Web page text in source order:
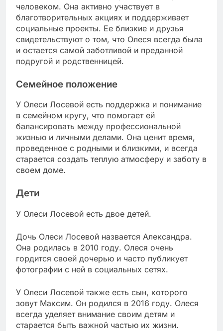
человеком. Она активно участвует в
благотворительных акциях и поддерживает
социальные проекты. Ее близкие и друзья
свидетельствуют о том, что Олеся всегда была
и остается самой заботливой и преданной
подругой и родственницей.
Семейное положение
У Олеси Лосевой есть поддержка и понимание
в семейном кругу, что помогает ей
балансировать между профессиональной
жизнью и личными делами. Она ценит время,
проведенное с родными и близкими, и всегда
старается создать теплую атмосферу и заботу в
своем доме.
Дети
У Олеси Лосевой есть двое детей.
Дочь Олеси Лосевой назвается Александра.
Она родилась в 2010 году. Олеся очень
гордится своей дочерью и часто публикует
фотографии с ней в социальных сетях.
У Олеси Лосевой также есть сын, которого
зовут Максим. Он родился в 2016 году. Олеся
всегда уделяет внимание своим детям и
старается быть важной частью их жизни.